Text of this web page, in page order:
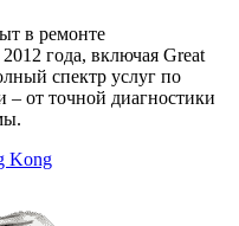
в ремонте
года, включая Great
спектр услуг по
от точной диагностики
Kong